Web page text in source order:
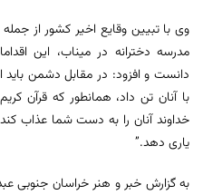
وی با تبیین وقایع اخیر کشور از
مدرسه دخترانه در میناب، این
دانست و افزود: در مقابل دشمن باید
با آنان تن داد، همانطور که قرآن
خداوند آنان را به دست شما عذاب
یاری دهد.”
به گزارش خبر و هنر خراسان جنوبی